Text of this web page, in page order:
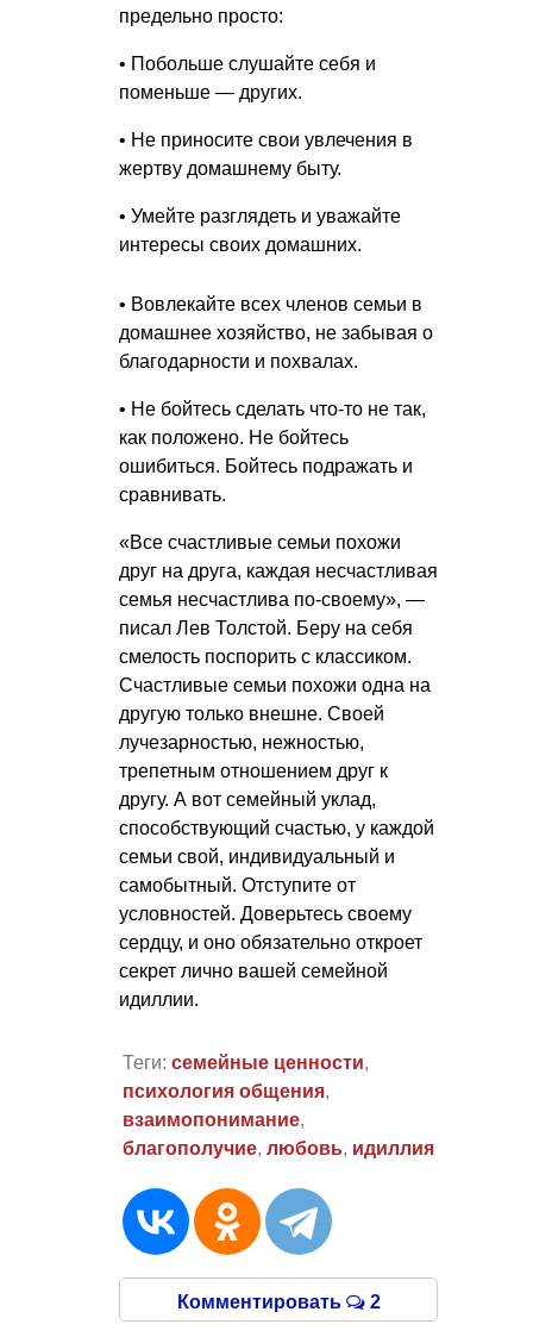
предельно просто:
• Побольше слушайте себя и
поменьше — других.
• Не приносите свои увлечения в
жертву домашнему быту.
• Умейте разглядеть и уважайте
интересы своих домашних.
• Вовлекайте всех членов семьи в
домашнее хозяйство, не забывая о
благодарности и похвалах.
• Не бойтесь сделать что-то не так,
как положено. Не бойтесь
ошибиться. Бойтесь подражать и
сравнивать.
«Все счастливые семьи похожи
друг на друга, каждая несчастливая
семья несчастлива по-своему», —
писал Лев Толстой. Беру на себя
смелость поспорить с классиком.
Счастливые семьи похожи одна на
другую только внешне. Своей
лучезарностью, нежностью,
трепетным отношением друг к
другу. А вот семейный уклад,
способствующий счастью, у каждой
семьи свой, индивидуальный и
самобытный. Отступите от
условностей. Доверьтесь своему
сердцу, и оно обязательно откроет
секрет лично вашей семейной
идиллии.
Теги: семейные ценности,
психология общения,
взаимопонимание,
благополучие, любовь, идиллия
Комментировать 2